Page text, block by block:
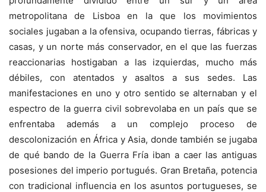
metropolitana de Lisboa en la que los movimientos
sociales jugaban a la ofensiva, ocupando tierras, fábricas y
casas, y un norte más conservador, en el que las fuerzas
reaccionarias hostigaban a las izquierdas, mucho más
débiles, con atentados y asaltos a sus sedes. Las
manifestaciones en uno y otro sentido se alternaban y el
espectro de la guerra civil sobrevolaba en un país que se
enfrentaba además a un complejo proceso de
descolonización en África y Asia, donde también se jugaba
de qué bando de la Guerra Fría iban a caer las antiguas
posesiones del imperio portugués. Gran Bretaña, potencia
con tradicional influencia en los asuntos portugueses, se